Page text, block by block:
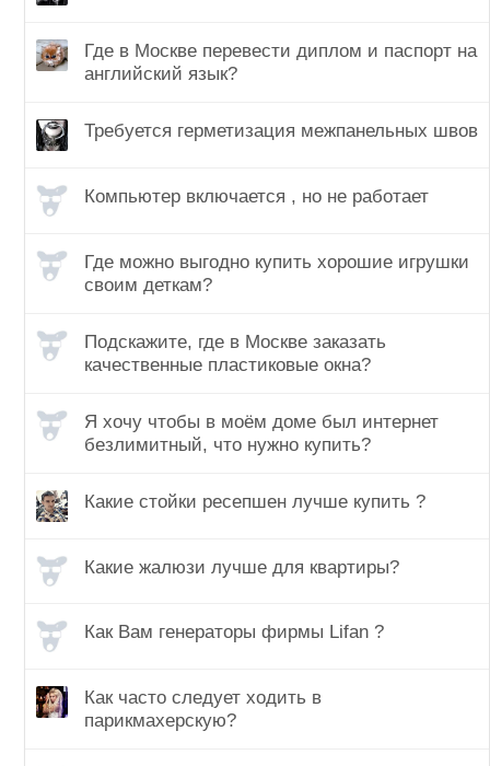
Где в Москве перевести диплом и паспорт на
английский язык?
Требуется герметизация межпанельных швов
Компьютер включается , но не работает
Где можно выгодно купить хорошие игрушки
своим деткам?
Подскажите, где в Москве заказать
качественные пластиковые окна?
Я хочу чтобы в моём доме был интернет
безлимитный, что нужно купить?
Какие стойки ресепшен лучше купить ?
Какие жалюзи лучше для квартиры?
Как Вам генераторы фирмы Lifan ?
Как часто следует ходить в
парикмахерскую?